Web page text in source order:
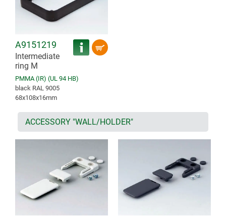
A9151219
Intermediate
ring M
PMMA (IR) (UL 94 HB)
black RAL 9005
68x108x16mm
ACCESSORY "WALL/HOLDER"